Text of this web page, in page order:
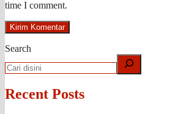
time I comment.
Search
Recent Posts